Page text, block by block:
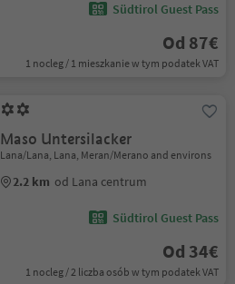
Südtirol Guest Pass
Od 87€
1 nocleg / 1 mieszkanie w tym podatek VAT
Maso Untersilacker
Lana/Lana, Lana, Meran/Merano and environs
2.2 km od Lana centrum
Südtirol Guest Pass
Od 34€
1 nocleg / 2 liczba osób w tym podatek VAT